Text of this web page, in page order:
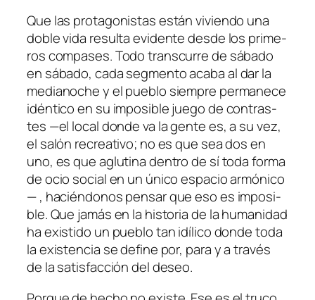
Que las pro­ta­go­nis­tas es­tán vi­vien­do una
do­ble vi­da re­sul­ta evi­den­te des­de los pri­me­
ros com­pa­ses. Todo trans­cu­rre de sá­ba­do
en sá­ba­do, ca­da seg­men­to aca­ba al dar la
me­dia­no­che y el pue­blo siem­pre per­ma­ne­ce
idén­ti­co en su im­po­si­ble jue­go de con­tras­
tes —el lo­cal don­de va la gen­te es, a su vez,
el sa­lón re­crea­ti­vo; no es que sea dos en
uno, es que aglu­ti­na den­tro de sí to­da for­ma
de ocio so­cial en un úni­co es­pa­cio ar­mó­ni­co
— , ha­cién­do­nos pen­sar que eso es im­po­si­
ble. Que ja­más en la his­to­ria de la hu­ma­ni­dad
ha exis­ti­do un pue­blo tan idí­li­co don­de to­da
la exis­ten­cia se de­fi­ne por, pa­ra y a tra­vés
de la sa­tis­fac­ción del deseo.